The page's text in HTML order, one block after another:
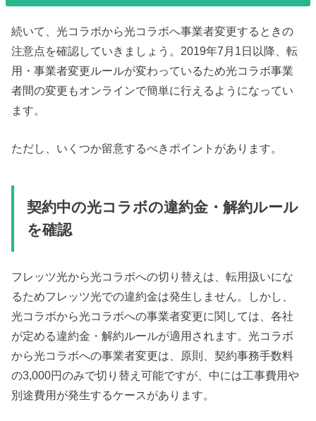
続いて、光コラボから光コラボへ事業者変更するときの
注意点を確認していきましょう。2019年7月1日以降、転
用・事業者変更ルールが変わっているため光コラボ事業
者間の変更もオンラインで簡単に行えるようになってい
ます。
ただし、いくつか留意するべきポイントがあります。
契約中の光コラボの違約金・解約ルール
を確認
フレッツ光から光コラボへの切り替えは、転用扱いにな
るためフレッツ光での違約金は発生しません。しかし、
光コラボから光コラボへの事業者変更に関しては、各社
が定める違約金・解約ルールが適用されます。光コラボ
から光コラボへの事業者変更は、原則、契約事務手数料
の3,000円のみで切り替え可能ですが、中には工事費用や
別途費用が発生するケースがあります。